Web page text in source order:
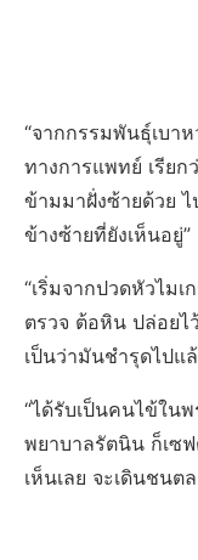
“จากกรรมพันธุ์เบา
ทางการแพทย์ เรีย
ข้ามมาฝั่งซ้ายด้วย
ข้างซ้ายที่ยังเห็นอยู่”
“เริ่มจากปวดหัวไม
ตรวจ ต้อหิน ปล่อยไ
เป็นว่ามันชำรุดไปแ
“ได้รับเป็นคนไข้ใน
พยาบาลรัตนิน ก็เซ
เห็นเลย จะเดินชนต